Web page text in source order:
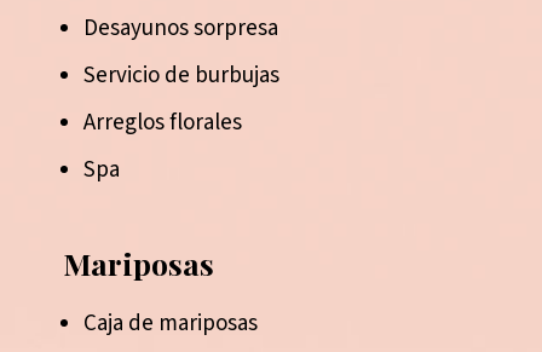
Desayunos sorpresa
Servicio de burbujas
Arreglos florales
Spa
Mariposas
Caja de mariposas